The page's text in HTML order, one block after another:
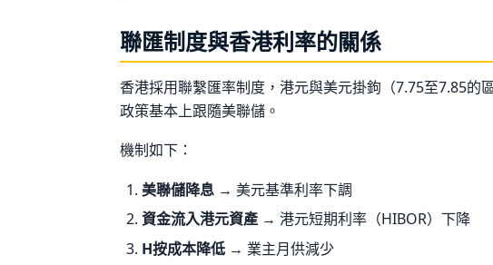
聯匯制度與香港利率的關係
香港採用聯繫匯率制度，港元與美元掛鉤（7.75至7.85的
政策基本上跟隨美聯儲。
機制如下：
美聯儲降息 → 美元基準利率下調
資金流入港元資產 → 港元短期利率（HIBOR）下降
H按成本降低 → 業主月供減少